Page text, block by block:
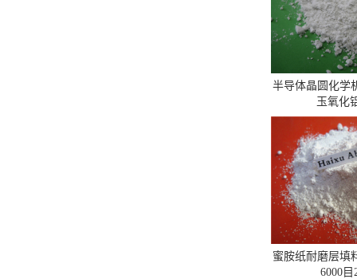
半导体晶圆化学
玉氧化
蜜胺纸耐磨层填
6000目